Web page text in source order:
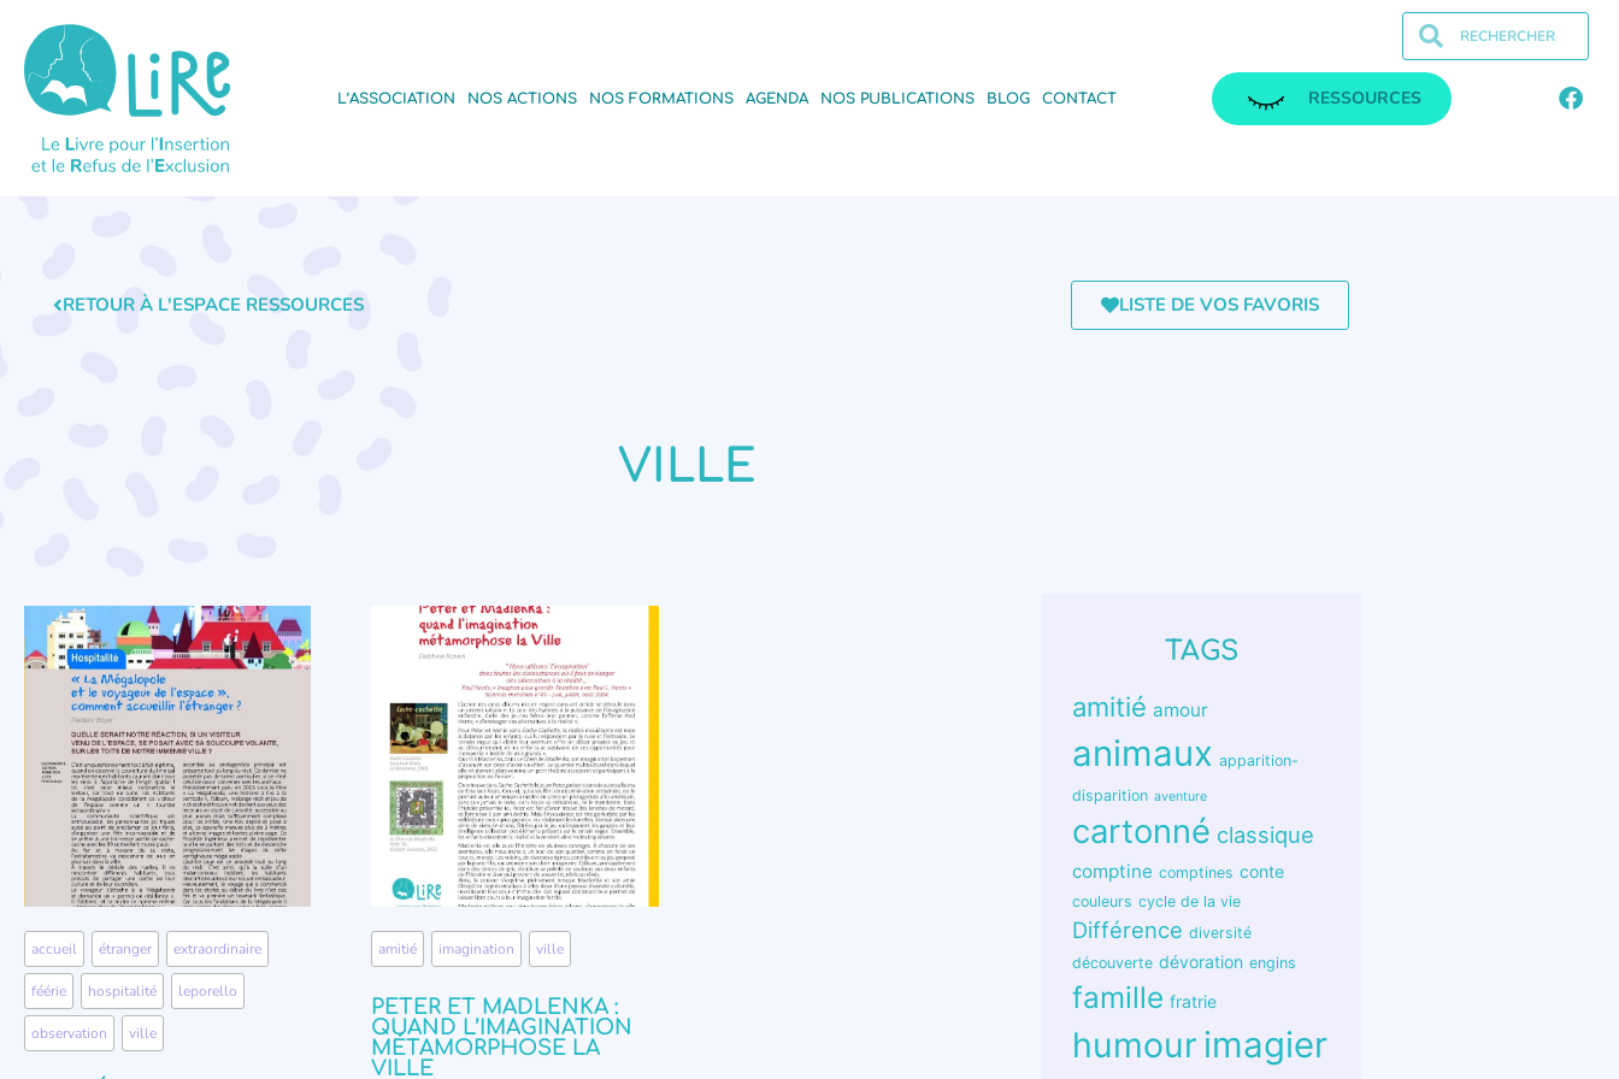
L’ASSOCIATION NOS ACTIONS NOS FORMATIONS AGENDA NOS PUBLICATIONS BLOG CONTACT RESSOURCES
RETOUR À L'ESPACE RESSOURCES LISTE DE VOS FAVORIS
VILLE
accueil étranger extraordinaire
féérie hospitalité leporello
observation ville
amitié imagination ville
PETER ET MADLENKA :
QUAND L’IMAGINATION
MÉTAMORPHOSE LA
VILLE
TAGS
amitié amour
animaux apparition-
disparition aventure
cartonné classique
comptine comptines conte
couleurs cycle de la vie
Différence diversité
découverte dévoration engins
famille fratrie
humour imagier